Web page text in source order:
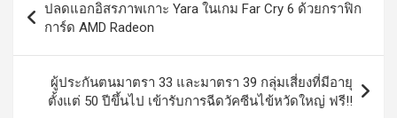
navigation
ปลดแอกอิสรภาพเกาะ Yara ในเกม Far Cry 6 ด้วยกราฟิก
การ์ด AMD Radeon
ผู้ประกันตนมาตรา 33 และมาตรา 39 กลุ่มเสี่ยงที่มีอายุ
ตั้งแต่ 50 ปีขึ้นไป เข้ารับการฉีดวัคซีนไข้หวัดใหญ่ ฟรี!!